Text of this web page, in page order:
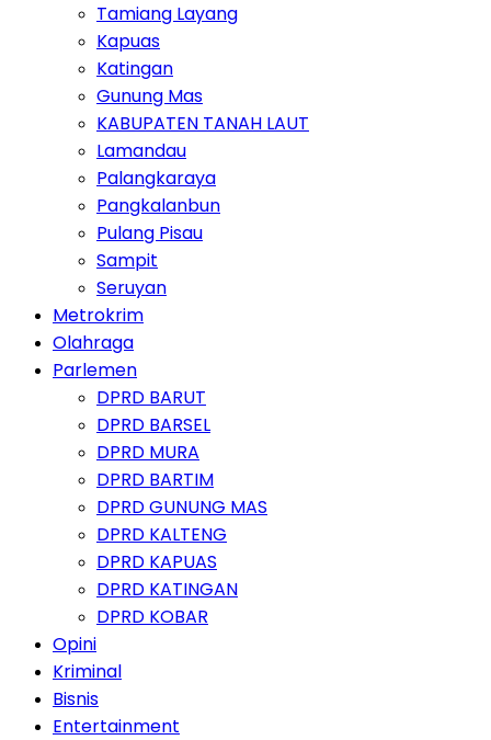
Tamiang Layang
Kapuas
Katingan
Gunung Mas
KABUPATEN TANAH LAUT
Lamandau
Palangkaraya
Pangkalanbun
Pulang Pisau
Sampit
Seruyan
Metrokrim
Olahraga
Parlemen
DPRD BARUT
DPRD BARSEL
DPRD MURA
DPRD BARTIM
DPRD GUNUNG MAS
DPRD KALTENG
DPRD KAPUAS
DPRD KATINGAN
DPRD KOBAR
Opini
Kriminal
Bisnis
Entertainment